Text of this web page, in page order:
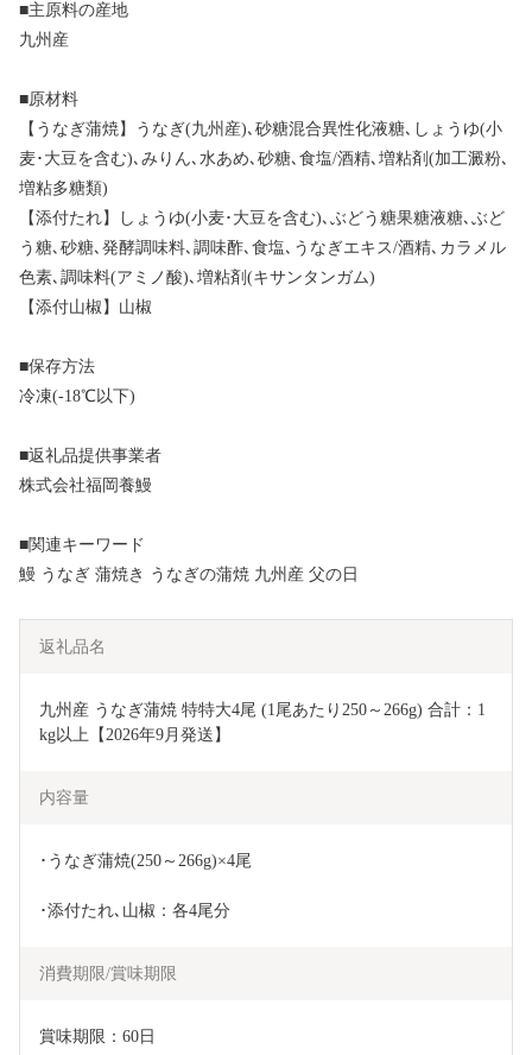
■主原料の産地
九州産
■原材料
【うなぎ蒲焼】うなぎ(九州産)､砂糖混合異性化液糖､しょうゆ(小
麦･大豆を含む)､みりん､水あめ､砂糖､食塩/酒精､増粘剤(加工澱粉､
増粘多糖類)
【添付たれ】しょうゆ(小麦･大豆を含む)､ぶどう糖果糖液糖､ぶど
う糖､砂糖､発酵調味料､調味酢､食塩､うなぎエキス/酒精､カラメル
色素､調味料(アミノ酸)､増粘剤(キサンタンガム)
【添付山椒】山椒
■保存方法
冷凍(-18℃以下)
■返礼品提供事業者
株式会社福岡養鰻
■関連キーワード
鰻 うなぎ 蒲焼き うなぎの蒲焼 九州産 父の日
返礼品名
九州産 うなぎ蒲焼 特特大4尾 (1尾あたり250～266g) 合計：1
kg以上【2026年9月発送】
内容量
･うなぎ蒲焼(250～266g)×4尾
･添付たれ､山椒：各4尾分
消費期限/賞味期限
賞味期限：60日